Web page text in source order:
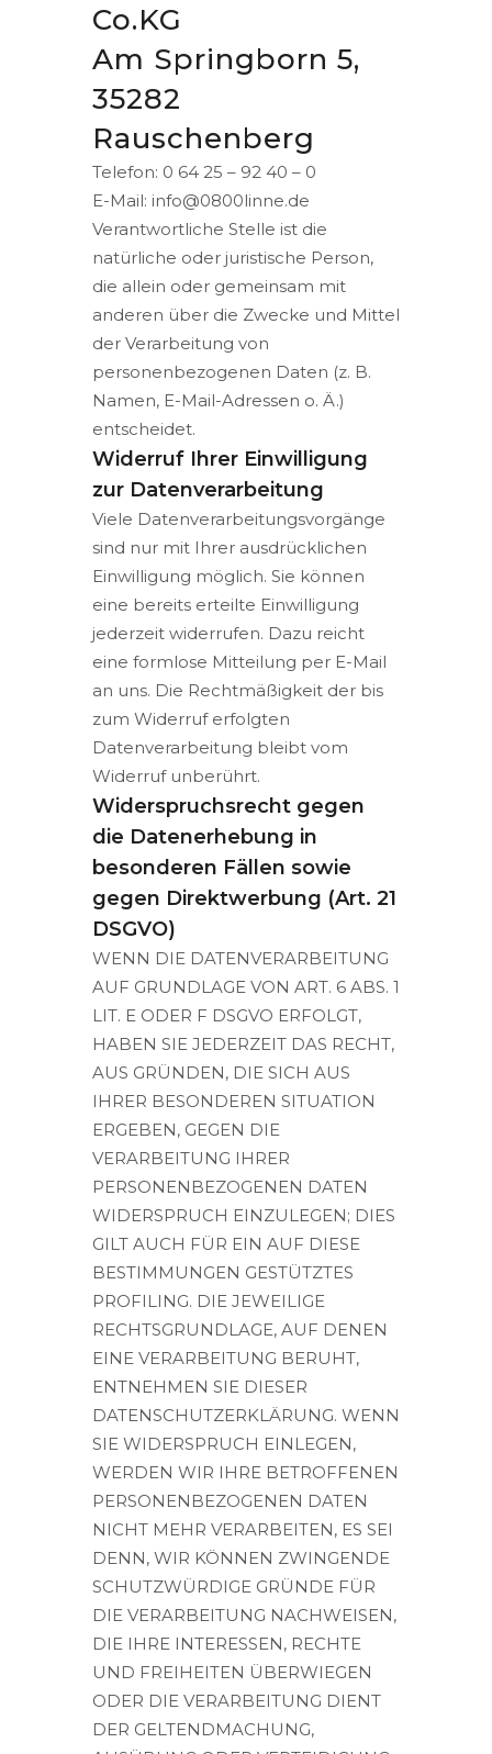
Co.KG
Am Springborn 5,
35282
Rauschenberg
Telefon: 0 64 25 – 92 40 – 0
E-Mail: info@0800linne.de
Verantwortliche Stelle ist die
natürliche oder juristische Person,
die allein oder gemeinsam mit
anderen über die Zwecke und Mittel
der Verarbeitung von
personenbezogenen Daten (z. B.
Namen, E-Mail-Adressen o. Ä.)
entscheidet.
Widerruf Ihrer Einwilligung
zur Datenverarbeitung
Viele Datenverarbeitungsvorgänge
sind nur mit Ihrer ausdrücklichen
Einwilligung möglich. Sie können
eine bereits erteilte Einwilligung
jederzeit widerrufen. Dazu reicht
eine formlose Mitteilung per E-Mail
an uns. Die Rechtmäßigkeit der bis
zum Widerruf erfolgten
Datenverarbeitung bleibt vom
Widerruf unberührt.
Widerspruchsrecht gegen
die Datenerhebung in
besonderen Fällen sowie
gegen Direktwerbung (Art. 21
DSGVO)
WENN DIE DATENVERARBEITUNG
AUF GRUNDLAGE VON ART. 6 ABS. 1
LIT. E ODER F DSGVO ERFOLGT,
HABEN SIE JEDERZEIT DAS RECHT,
AUS GRÜNDEN, DIE SICH AUS
IHRER BESONDEREN SITUATION
ERGEBEN, GEGEN DIE
VERARBEITUNG IHRER
PERSONENBEZOGENEN DATEN
WIDERSPRUCH EINZULEGEN; DIES
GILT AUCH FÜR EIN AUF DIESE
BESTIMMUNGEN GESTÜTZTES
PROFILING. DIE JEWEILIGE
RECHTSGRUNDLAGE, AUF DENEN
EINE VERARBEITUNG BERUHT,
ENTNEHMEN SIE DIESER
DATENSCHUTZERKLÄRUNG. WENN
SIE WIDERSPRUCH EINLEGEN,
WERDEN WIR IHRE BETROFFENEN
PERSONENBEZOGENEN DATEN
NICHT MEHR VERARBEITEN, ES SEI
DENN, WIR KÖNNEN ZWINGENDE
SCHUTZWÜRDIGE GRÜNDE FÜR
DIE VERARBEITUNG NACHWEISEN,
DIE IHRE INTERESSEN, RECHTE
UND FREIHEITEN ÜBERWIEGEN
ODER DIE VERARBEITUNG DIENT
DER GELTENDMACHUNG,